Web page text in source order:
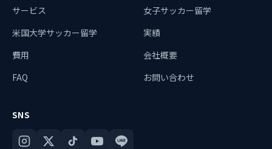
サービス
女子サッカー留学
米国大学サッカー留学
実績
費用
会社概要
FAQ
お問い合わせ
SNS